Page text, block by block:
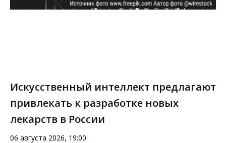
Искусственный интеллект предлагают
привлекать к разработке новых
лекарств в России
06 августа 2026, 19:00